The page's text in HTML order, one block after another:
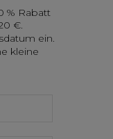
% Rabatt
€.
ein.
kleine